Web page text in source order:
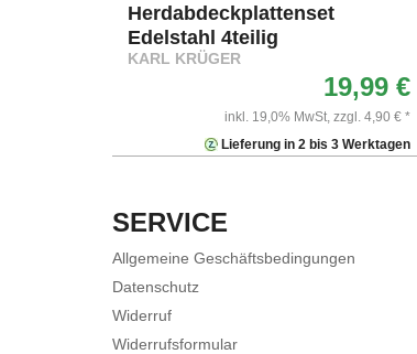
Herdabdeckplattenset
Edelstahl 4teilig
KARL KRÜGER
19,99 €
inkl. 19,0% MwSt, zzgl. 4,90 € *
Lieferung in 2 bis 3 Werktagen
SERVICE
Allgemeine Geschäftsbedingungen
Datenschutz
Widerruf
Widerrufsformular